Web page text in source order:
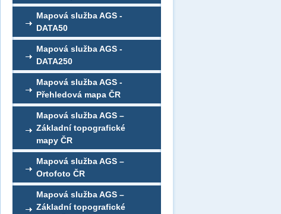
Mapová služba AGS -
DATA50
Mapová služba AGS -
DATA250
Mapová služba AGS -
Přehledová mapa ČR
Mapová služba AGS –
Základní topografické
mapy ČR
Mapová služba AGS –
Ortofoto ČR
Mapová služba AGS –
Základní topografické